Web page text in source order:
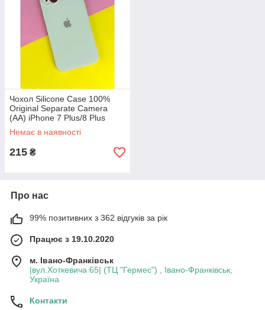
Чохол Silicone Case 100%
Original Separate Camera
(AA) iPhone 7 Plus/8 Plus
(Дизайн 12/13), 11 Фісташка
Немає в наявності
215 ₴
Про нас
99% позитивних з 362 відгуків за рік
Працює з 19.10.2020
м. Івано-Франківськ
|вул.Хоткевича 65| (ТЦ "Гермес") , Івано-Франківськ,
Україна
Контакти